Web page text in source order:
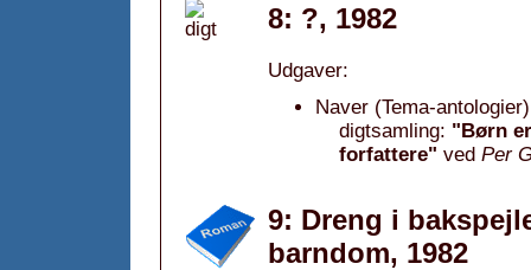
8: ?, 1982
Udgaver:
Naver (Tema-
digtsamling: "Børn
forfattere" ved Per
9: Dreng i
barndom, 1982